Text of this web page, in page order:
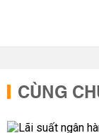
CÙNG